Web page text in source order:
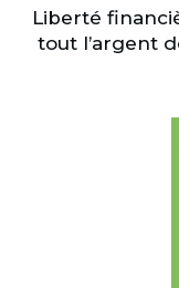
Liberté
tout l’argent